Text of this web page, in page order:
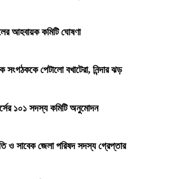
আহবায়ক কমিটি ঘোষণা
সংগঠককে পেটালো বখাটেরা, নিন্দার ঝড়
১০১ সদস্য কমিটি অনুমোদন
ও সাবেক জেলা পরিষদ সদস্য গ্রেপ্তার